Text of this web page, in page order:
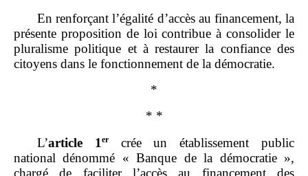
En renforçant l’égalité d’accès au financement, la
présente proposition de loi contribue à consolider le
pluralisme politique et à restaurer la confiance des
citoyens dans le fonctionnement de la démocratie.
*
* *
L’article 1 ercrée un établissement public
national dénommé « Banque de la démocratie »,
chargé de faciliter l’accès au financement des